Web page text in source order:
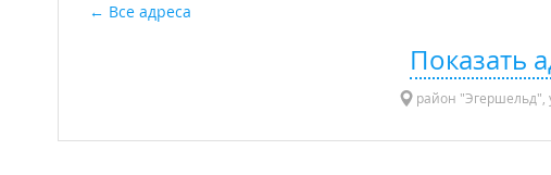
Все адреса
Показать
район "Эгершельд",